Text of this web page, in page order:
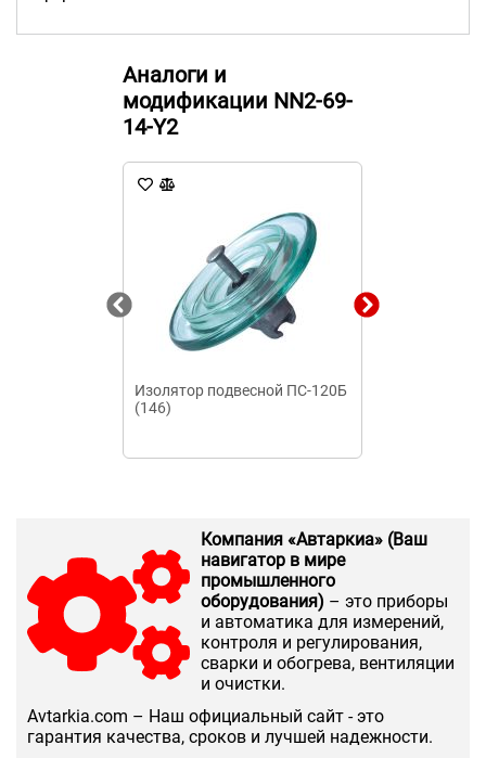
Аналоги и
модификации NN2-69-
14-Y2
Изолятор подвесной ПС-120Б
(146)
Компания «Автаркиа» (Ваш
навигатор в мире
промышленного
оборудования) – это приборы
и автоматика для измерений,
контроля и регулирования,
сварки и обогрева, вентиляции
и очистки.
Аvtarkia.com – Наш официальный сайт - это
гарантия качества, сроков и лучшей надежности.